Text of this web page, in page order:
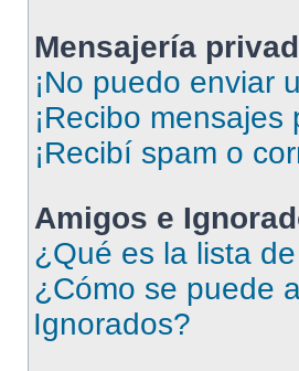
Mensajería
¡No puedo enviar
¡Recibo
¡Recibí spam o
Amigos e
¿Qué es la lista
¿Cómo se puede
Ignorados?